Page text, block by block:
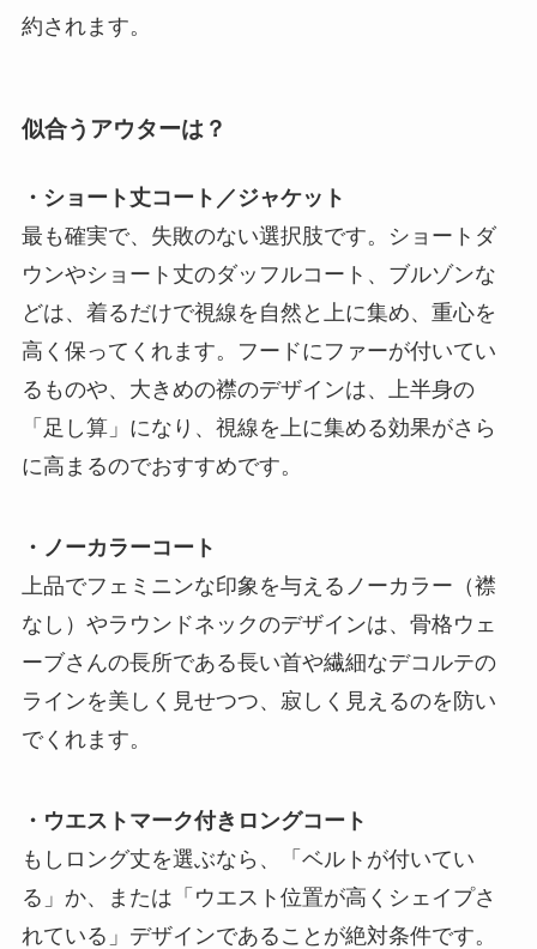
約されます。
似合うアウターは？
・ショート丈コート／ジャケット
最も確実で、失敗のない選択肢です。ショートダ
ウンやショート丈のダッフルコート、ブルゾンな
どは、着るだけで視線を自然と上に集め、重心を
高く保ってくれます。フードにファーが付いてい
るものや、大きめの襟のデザインは、上半身の
「足し算」になり、視線を上に集める効果がさら
に高まるのでおすすめです。
・ノーカラーコート
上品でフェミニンな印象を与えるノーカラー（襟
なし）やラウンドネックのデザインは、骨格ウェ
ーブさんの長所である長い首や繊細なデコルテの
ラインを美しく見せつつ、寂しく見えるのを防い
でくれます。
・ウエストマーク付きロングコート
もしロング丈を選ぶなら、「ベルトが付いてい
る」か、または「ウエスト位置が高くシェイプさ
れている」デザインであることが絶対条件です。